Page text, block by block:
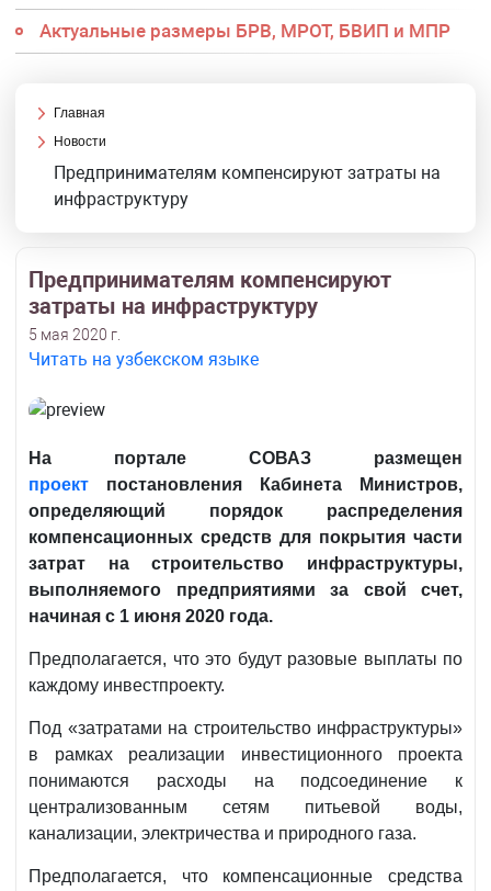
Актуальные размеры БРВ, МРОТ, БВИП и МПР
Главная
Новости
Предпринимателям компенсируют затраты на
инфраструктуру
Предпринимателям компенсируют
затраты на инфраструктуру
5 мая 2020 г.
Читать на узбекском языке
На портале СОВАЗ размещен
проект
постановления Кабинета Министров,
определяющий порядок распределения
компенсационных средств для покрытия части
затрат на строительство инфраструктуры,
выполняемого предприятиями за свой счет,
начиная с 1 июня 2020 года.
Предполагается, что это будут разовые выплаты по
каждому инвестпроекту.
Под «затратами на строительство инфраструктуры»
в рамках реализации инвестиционного проекта
понимаются расходы на подсоединение к
централизованным сетям питьевой воды,
канализации, электричества и природного газа.
Предполагается, что компенсационные средства